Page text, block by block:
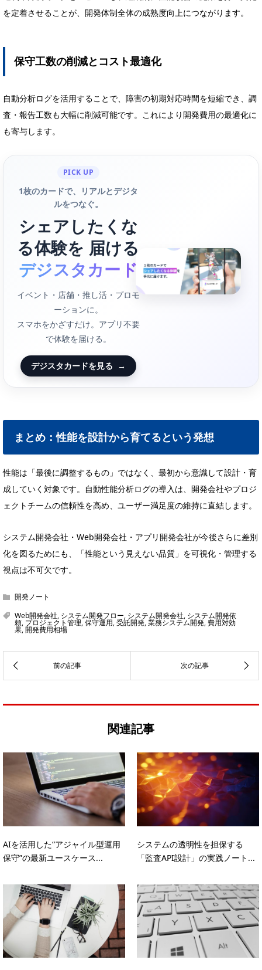
を定着させることが、開発体制全体の成熟度向上につながります。
保守工数の削減とコスト最適化
自動分析ログを活用することで、障害の初期対応時間を短縮でき、調
査・報告工数も大幅に削減可能です。これにより開発費用の最適化に
も寄与します。
PICK UP
1枚のカードで、リアルとデジタ
ルをつなぐ。
シェアしたくな
る体験を 届ける
デジスタカード
イベント・店舗・推し活・プロモ
ーションに。
スマホをかざすだけ。アプリ不要
で体験を届ける。
デジスタカードを見る →
まとめ：性能を設計から育てるという発想
性能は「最後に調整するもの」ではなく、最初から意識して設計・育
成していく対象です。自動性能分析ログの導入は、開発会社やプロジ
ェクトチームの信頼性を高め、ユーザー満足度の維持に直結します。
システム開発会社・Web開発会社・アプリ開発会社が今後さらに差別
化を図るためにも、「性能という見えない品質」を可視化・管理する
視点は不可欠です。
開発ノート
Web開発会社, システム開発フロー, システム開発会社, システム開発依
頼, プロジェクト管理,保守運用,受託開発,業務システム開発,費用対効
果,開発費用相場
関連記事
AIを活用した“アジャイル型運用
保守”の最新ユースケース...
システムの透明性を担保する
「監査API設計」の実践ノート...